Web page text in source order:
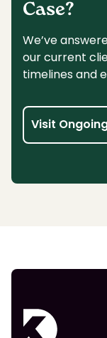
Case?
We’ve
our current
timelines and
Visit